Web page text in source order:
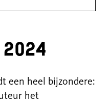
2024
een heel bijzondere:
het